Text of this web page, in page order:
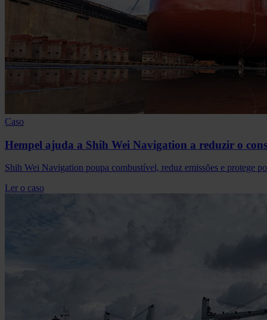
Caso
Hempel ajuda a Shih Wei Navigation a reduzir o
Shih Wei Navigation poupa combustível, reduz emissões e protege
Ler o caso